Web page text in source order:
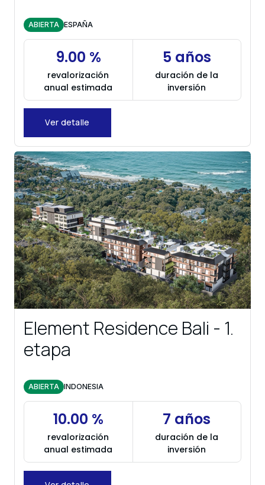
ABIERTA ESPAÑA
Ver detalle
revalorización
anual estimada
9.00 %
duración de la
inversión
5 años
Element Residence Bali - 1.
etapa
ABIERTA INDONESIA
revalorización
anual estimada
10.00 %
duración de la
inversión
7 años